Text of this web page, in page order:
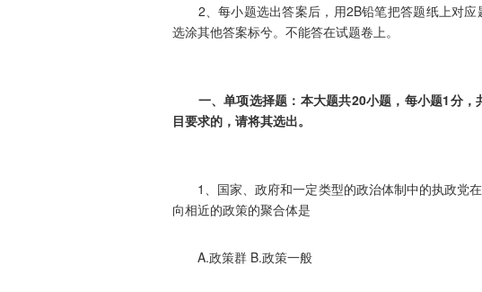
2、每小题选出答案后，用2B铅笔把答题纸上对应
选涂其他答案标兮。不能答在试题卷上。
一、单项选择题：本大题共20小题，每小题1分，
目要求的，请将其选出。
1、国家、政府和一定类型的政治体制中的执政党
向相近的政策的聚合体是
A.政策群 B.政策一般